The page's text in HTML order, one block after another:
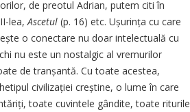
de preotul Adrian, putem citi în
lea,Ascetul (p. 16) etc. Ușurința cu care
o conectare nu doar intelectuală cu
nu este un nostalgic al vremurilor
de tran­șantă. Cu toate acestea,
civilizației creștine, o lume în care
toate cuvintele gândite, toate riturile